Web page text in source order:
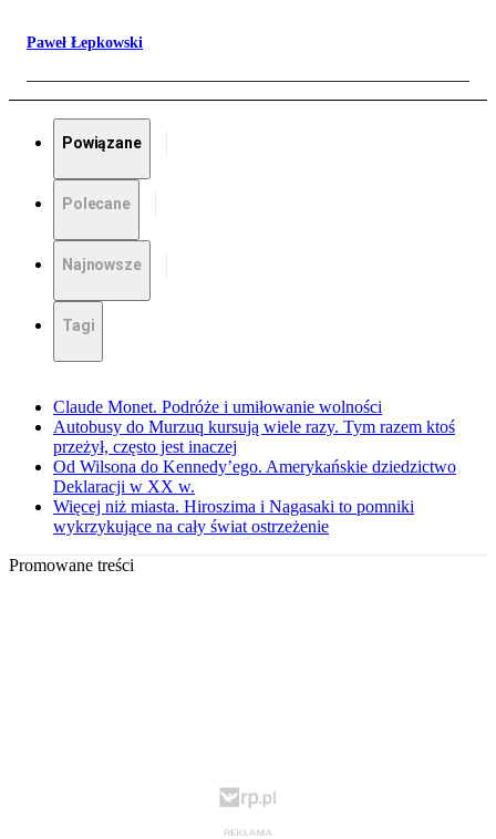
Paweł Łepkowski
Powiązane
Polecane
Najnowsze
Tagi
Claude Monet. Podróże i umiłowanie wolności
Autobusy do Murzuq kursują wiele razy. Tym razem ktoś
przeżył, często jest inaczej
Od Wilsona do Kennedy’ego. Amerykańskie dziedzictwo
Deklaracji w XX w.
Więcej niż miasta. Hiroszima i Nagasaki to pomniki
wykrzykujące na cały świat ostrzeżenie
Promowane treści